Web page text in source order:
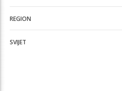
REGION
SVIJET